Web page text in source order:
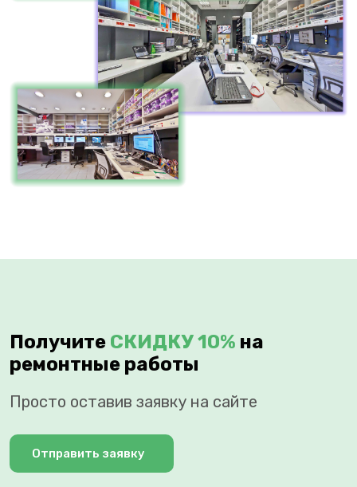
Получите СКИДКУ 10% на
ремонтные работы
Просто оставив заявку на сайте
Отправить заявку